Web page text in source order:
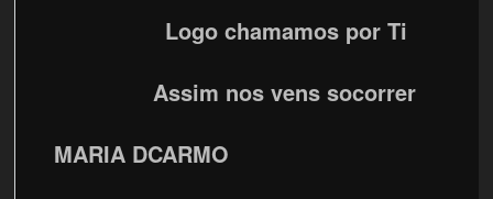
Logo chamamos por Ti
Assim nos vens socorrer
MARIA DCARMO